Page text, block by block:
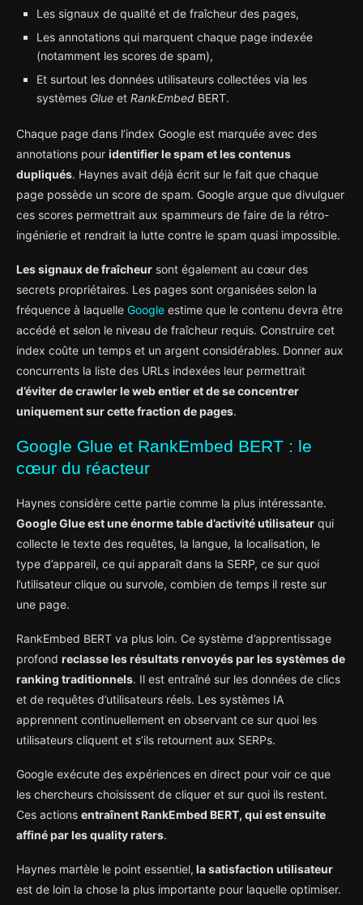
Les signaux de qualité et de fraîcheur des pages,
Les annotations qui marquent chaque page indexée
(notamment les scores de spam),
Et surtout les données utilisateurs collectées via les
systèmes Glue et RankEmbed BERT.
Chaque page dans l’index Google est marquée avec des
annotations pour identifier le spam et les contenus
dupliqués. Haynes avait déjà écrit sur le fait que chaque
page possède un score de spam. Google argue que divulguer
ces scores permettrait aux spammeurs de faire de la rétro-
ingénierie et rendrait la lutte contre le spam quasi impossible.
Les signaux de fraîcheur sont également au cœur des
secrets propriétaires. Les pages sont organisées selon la
fréquence à laquelle Google estime que le contenu devra être
accédé et selon le niveau de fraîcheur requis. Construire cet
index coûte un temps et un argent considérables. Donner aux
concurrents la liste des URLs indexées leur permettrait
d’éviter de crawler le web entier et de se concentrer
uniquement sur cette fraction de pages.
Google Glue et RankEmbed BERT : le
cœur du réacteur
Haynes considère cette partie comme la plus intéressante.
Google Glue est une énorme table d’activité utilisateur qui
collecte le texte des requêtes, la langue, la localisation, le
type d’appareil, ce qui apparaît dans la SERP, ce sur quoi
l’utilisateur clique ou survole, combien de temps il reste sur
une page.
RankEmbed BERT va plus loin. Ce système d’apprentissage
profond reclasse les résultats renvoyés par les systèmes de
ranking traditionnels. Il est entraîné sur les données de clics
et de requêtes d’utilisateurs réels. Les systèmes IA
apprennent continuellement en observant ce sur quoi les
utilisateurs cliquent et s’ils retournent aux SERPs.
Google exécute des expériences en direct pour voir ce que
les chercheurs choisissent de cliquer et sur quoi ils restent.
Ces actions entraînent RankEmbed BERT, qui est ensuite
affiné par les quality raters.
Haynes martèle le point essentiel, la satisfaction utilisateur
est de loin la chose la plus importante pour laquelle optimiser.